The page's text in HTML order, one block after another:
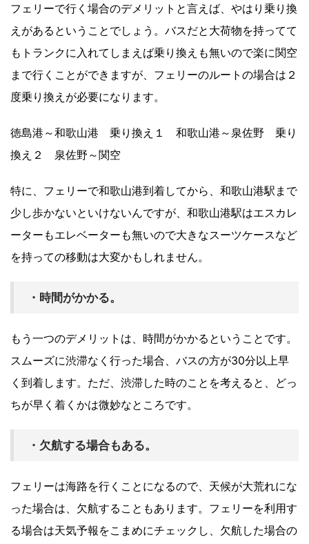
フェリーで行く場合のデメリットと言えば、やはり乗り換
えがあるということでしょう。バスだと大荷物を持ってて
もトランクに入れてしまえば乗り換えも無いので楽に関空
まで行くことができますが、フェリーのルートの場合は２
度乗り換えが必要になります。
徳島港～和歌山港 乗り換え１ 和歌山港～泉佐野 乗り
換え２ 泉佐野～関空
特に、フェリーで和歌山港到着してから、和歌山港駅まで
少し歩かないといけないんですが、和歌山港駅はエスカレ
ーターもエレベーターも無いので大きなスーツケースなど
を持っての移動は大変かもしれません。
・時間がかかる。
もう一つのデメリットは、時間がかかるということです。
スムーズに渋滞なく行った場合、バスの方が30分以上早
く到着します。ただ、渋滞した時のことを考えると、どっ
ちが早く着くかは微妙なところです。
・欠航する場合もある。
フェリーは海路を行くことになるので、天候が大荒れにな
った場合は、欠航することもあります。フェリーを利用す
る場合は天気予報をこまめにチェックし、欠航した場合の